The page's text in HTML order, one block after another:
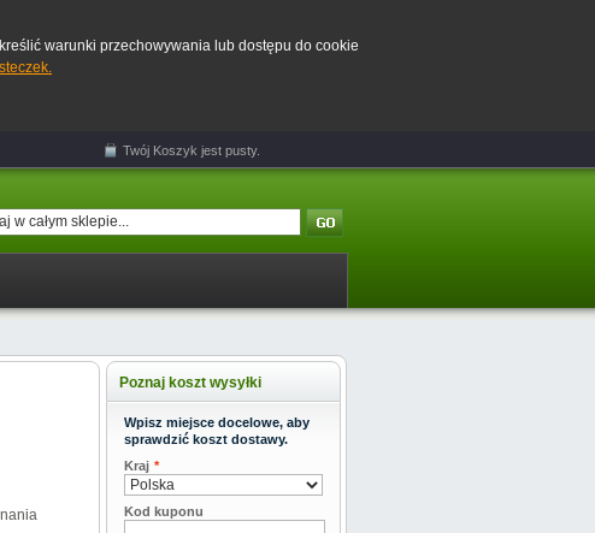
warunki przechowywania lub dostępu do cookie
Twój Koszyk jest pusty.
Poznaj koszt wysyłki
Wpisz miejsce docelowe, aby
sprawdzić koszt dostawy.
*
Kraj
Kod kuponu